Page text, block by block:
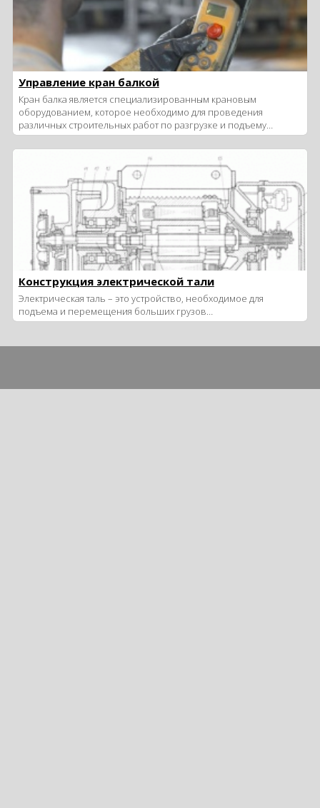
Управление кран балкой
Кран балка является специализированным крановым
оборудованием, которое необходимо для проведения
различных строительных работ по разгрузке и подъему…
Конструкция электрической тали
Электрическая таль – это устройство, необходимое для
подъема и перемещения больших грузов…